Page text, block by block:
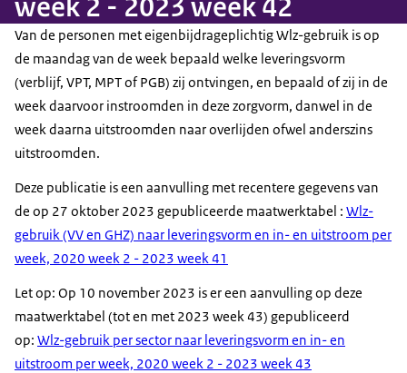
Van de personen met eigenbijdrageplichtig Wlz-gebruik is op
de maandag van de week bepaald welke leveringsvorm
(verblijf, VPT, MPT of PGB) zij ontvingen, en bepaald of zij in de
week daarvoor instroomden in deze zorgvorm, danwel in de
week daarna uitstroomden naar overlijden ofwel anderszins
uitstroomden.
Deze publicatie is een aanvulling met recentere gegevens van
de op 27 oktober 2023 gepubliceerde maatwerktabel : Wlz-
gebruik (VV en GHZ) naar leveringsvorm en in- en uitstroom per
week, 2020 week 2 - 2023 week 41
Let op: Op 10 november 2023 is er een aanvulling op deze
maatwerktabel (tot en met 2023 week 43) gepubliceerd
op: Wlz-gebruik per sector naar leveringsvorm en in- en
uitstroom per week, 2020 week 2 - 2023 week 43